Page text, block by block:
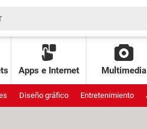
Apps e Internet Multimedia
Diseño gráfico Entretenimiento